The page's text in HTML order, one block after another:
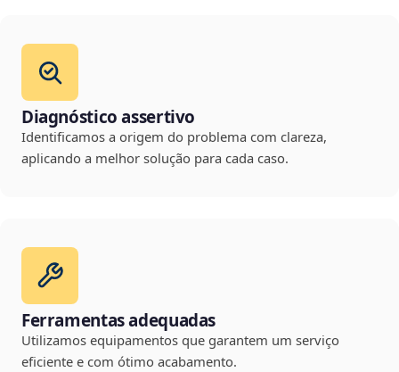
Diagnóstico assertivo
Identificamos a origem do problema com clareza,
aplicando a melhor solução para cada caso.
Ferramentas adequadas
Utilizamos equipamentos que garantem um serviço
eficiente e com ótimo acabamento.